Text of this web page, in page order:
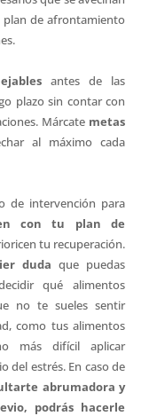
plan de afrontamiento
antes de las
plazo sin contar con
Márcate metas
al máximo cada
de intervención para
con tu plan de
tu recuperación.
duda que puedas
qué alimentos
no te sueles sentir
como tus alimentos
más difícil aplicar
del estrés. En caso de
abrumadora y
podrás hacerle